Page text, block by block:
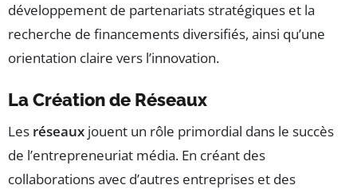
développement de partenariats stratégiques et la
recherche de financements diversifiés, ainsi qu’une
orientation claire vers l’innovation.
La Création de Réseaux
Les réseaux jouent un rôle primordial dans le succès
de l’entrepreneuriat média. En créant des
collaborations avec d’autres entreprises et des